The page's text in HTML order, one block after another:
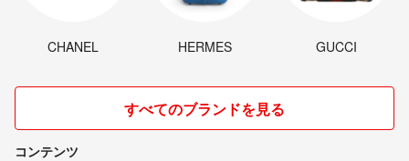
CHANEL HERMES GUCCI
すべてのブランドを見る
コンテンツ